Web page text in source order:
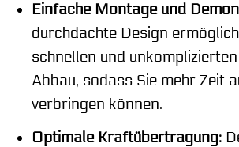
Einfache Montage und
durchdachte Design
schnellen und
Abbau, sodass Sie mehr Zeit
verbringen können.
Optimale Kraftübertragung: